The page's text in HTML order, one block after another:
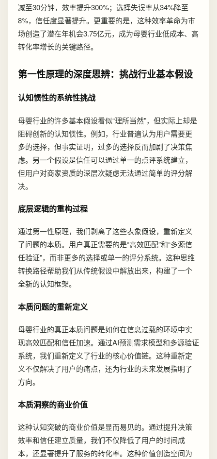
减至30分钟，效率提升300%；选择失误率从34%降至
8%，信任度显著提升。更重要的是，这种效率革命为市
场创造了潜在年机会3.75亿元，成为母婴行业低成本、高
转化率增长的关键路径。
第一性原理的深度思辨：挑战行业基本假设
认知惯性的系统性挑战
母婴行业的许多基本假设看似“理所当然”，但实际上却是
阻碍创新的认知惯性。例如，行业普遍认为用户需要更
多的选择，但事实证明，过多的选择反而加剧了决策焦
虑。另一个假设是信任可以通过单一的点评系统建立，
但用户对商家资质的深层次疑虑无法通过简单的评分解
决。
底层逻辑的重构过程
通过第一性原理，我们剥离了这些表象假设，重新定义
了问题的本质。用户真正需要的是“高效匹配”和“多源信
任验证”，而非更多的选择或单一的评分系统。这种思维
转换路径帮助我们从传统假设中解放出来，构建了一个
全新的认知框架。
本质问题的重新定义
母婴行业的真正本质问题是如何在信息过载的环境中实
现高效匹配和信任加速。通过AI预测需求模型和多源验证
系统，我们重新定义了行业的核心价值链。这种重新定
义不仅解决了用户的痛点，还为行业的未来发展指明了
方向。
本质洞察的商业价值
这种认知突破的商业价值是显而易见的。通过提升决策
效率和信任建立质量，我们不仅降低了用户的时间成
本，还显著提升了服务的转化率。这种价值创造空间为